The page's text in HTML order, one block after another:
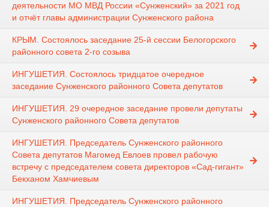
деятельности МО МВД России «Сунженский» за 2021 год
и отчёт главы администрации Сунженского района
КРЫМ. Состоялось заседание 25-й сессии Белогорского
районного совета 2-го созыва
ИНГУШЕТИЯ. Состоялось тридцатое очередное
заседание Сунженского районного Совета депутатов
ИНГУШЕТИЯ. 29 очередное заседание провели депутаты
Сунженского районного Совета депутатов
ИНГУШЕТИЯ. Председатель Сунженского районного
Совета депутатов Магомед Евлоев провел рабочую
встречу с председателем совета директоров «Сад-гигант»
Бекханом Хамчиевым
ИНГУШЕТИЯ. Председатель Сунженского районного